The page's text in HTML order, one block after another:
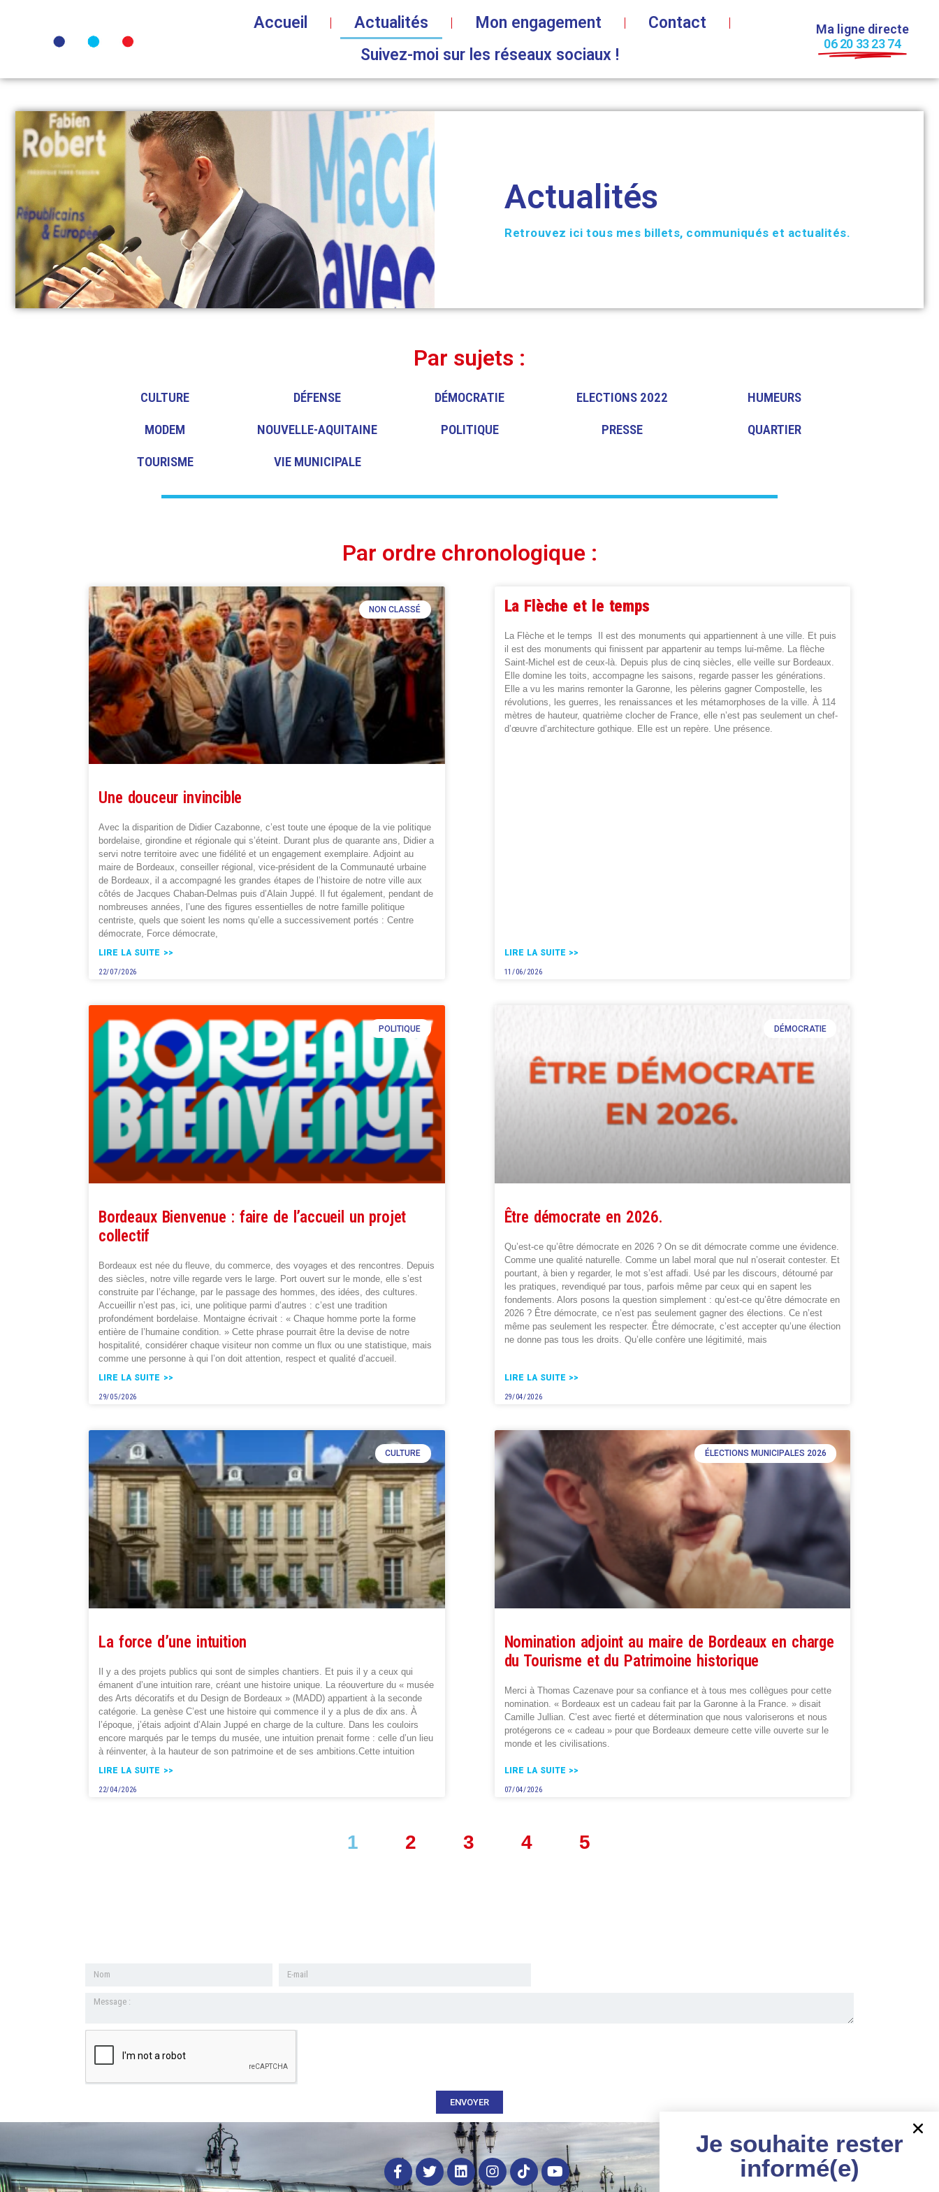
Accueil Actualités Mon engagement
Contact
Suivez-moi sur les réseaux sociaux !
Ma ligne directe
06 20 33 23 74
Actualités
Retrouvez ici tous mes billets, communiqués et actualités.
Par sujets :
CULTURE
MODEM
TOURISME
DÉFENSE
NOUVELLE-AQUITAINE
VIE MUNICIPALE
DÉMOCRATIE
POLITIQUE
ELECTIONS 2022
PRESSE
HUMEURS
QUARTIER
Par ordre chronologique :
NON CLASSÉ
Une douceur invincible
Avec la disparition de Didier Cazabonne, c’est toute une époque de la vie politique
bordelaise, girondine et régionale qui s’éteint. Durant plus de quarante ans, Didier a
servi notre territoire avec une fidélité et un engagement exemplaire. Adjoint au
maire de Bordeaux, conseiller régional, vice-président de la Communauté urbaine
de Bordeaux, il a accompagné les grandes étapes de l’histoire de notre ville aux
côtés de Jacques Chaban-Delmas puis d’Alain Juppé. Il fut également, pendant de
nombreuses années, l’une des figures essentielles de notre famille politique
centriste, quels que soient les noms qu’elle a successivement portés : Centre
démocrate, Force démocrate,
LIRE LA SUITE >>
22/07/2026
La Flèche et le temps
La Flèche et le temps Il est des monuments qui appartiennent à une ville. Et puis
il est des monuments qui finissent par appartenir au temps lui-même. La flèche
Saint-Michel est de ceux-là. Depuis plus de cinq siècles, elle veille sur Bordeaux.
Elle domine les toits, accompagne les saisons, regarde passer les générations.
Elle a vu les marins remonter la Garonne, les pèlerins gagner Compostelle, les
révolutions, les guerres, les renaissances et les métamorphoses de la ville. À 114
mètres de hauteur, quatrième clocher de France, elle n’est pas seulement un chef-
d’œuvre d’architecture gothique. Elle est un repère. Une présence.
LIRE LA SUITE >>
11/06/2026
POLITIQUE
Bordeaux Bienvenue : faire de l’accueil un projet
collectif
Bordeaux est née du fleuve, du commerce, des voyages et des rencontres. Depuis
des siècles, notre ville regarde vers le large. Port ouvert sur le monde, elle s’est
construite par l’échange, par le passage des hommes, des idées, des cultures.
Accueillir n’est pas, ici, une politique parmi d’autres : c’est une tradition
profondément bordelaise. Montaigne écrivait : « Chaque homme porte la forme
entière de l’humaine condition. » Cette phrase pourrait être la devise de notre
hospitalité, considérer chaque visiteur non comme un flux ou une statistique, mais
comme une personne à qui l’on doit attention, respect et qualité d’accueil.
LIRE LA SUITE >>
29/05/2026
DÉMOCRATIE
Être démocrate en 2026.
Qu’est-ce qu’être démocrate en 2026 ? On se dit démocrate comme une évidence.
Comme une qualité naturelle. Comme un label moral que nul n’oserait contester. Et
pourtant, à bien y regarder, le mot s’est affadi. Usé par les discours, détourné par
les pratiques, revendiqué par tous, parfois même par ceux qui en sapent les
fondements. Alors posons la question simplement : qu’est-ce qu’être démocrate en
2026 ? Être démocrate, ce n’est pas seulement gagner des élections. Ce n’est
même pas seulement les respecter. Être démocrate, c’est accepter qu’une élection
ne donne pas tous les droits. Qu’elle confère une légitimité, mais
LIRE LA SUITE >>
29/04/2026
CULTURE
La force d’une intuition
Il y a des projets publics qui sont de simples chantiers. Et puis il y a ceux qui
émanent d’une intuition rare, créant une histoire unique. La réouverture du « musée
des Arts décoratifs et du Design de Bordeaux » (MADD) appartient à la seconde
catégorie. La genèse C’est une histoire qui commence il y a plus de dix ans. À
l’époque, j’étais adjoint d’Alain Juppé en charge de la culture. Dans les couloirs
encore marqués par le temps du musée, une intuition prenait forme : celle d’un lieu
à réinventer, à la hauteur de son patrimoine et de ses ambitions.Cette intuition
LIRE LA SUITE >>
22/04/2026
ÉLECTIONS MUNICIPALES 2026
Nomination adjoint au maire de Bordeaux en charge
du Tourisme et du Patrimoine historique
Merci à Thomas Cazenave pour sa confiance et à tous mes collègues pour cette
nomination. « Bordeaux est un cadeau fait par la Garonne à la France. » disait
Camille Jullian. C’est avec fierté et détermination que nous valoriserons et nous
protégerons ce « cadeau » pour que Bordeaux demeure cette ville ouverte sur le
monde et les civilisations.
LIRE LA SUITE >>
07/04/2026
1 2 3 4 5
ENVOYER
Je souhaite rester
informé(e)